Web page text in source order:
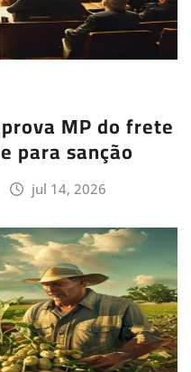
MP do frete
para sanção
jul 14, 2026